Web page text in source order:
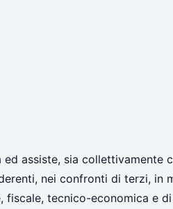
ed assiste, sia collettivamente
nei confronti di terzi, in
fiscale, tecnico-economica e